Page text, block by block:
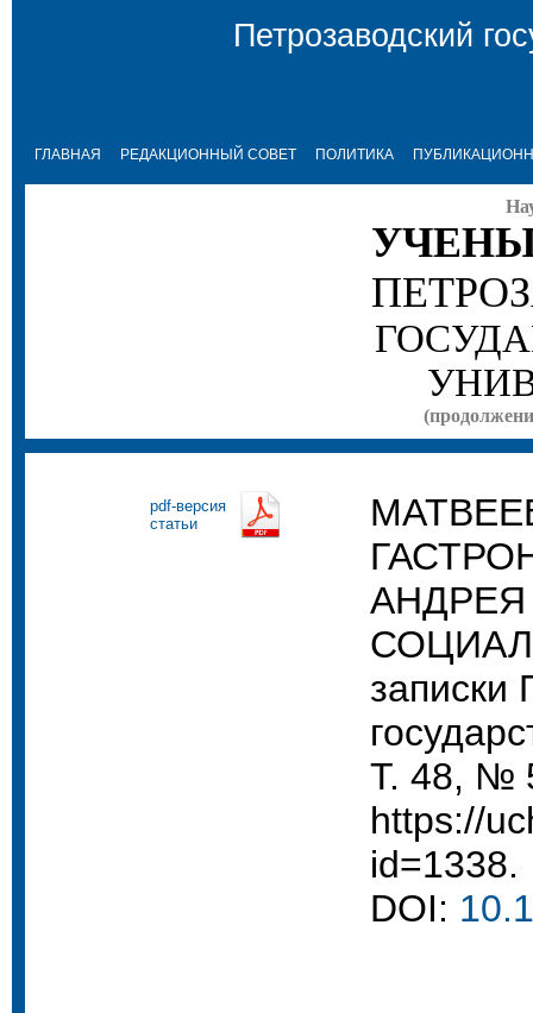
Петрозаводский
ГЛАВНАЯ РЕДАКЦИОННЫЙ СОВЕТ ПОЛИТИКА
pdf-версия
статьи
записки
Т. 48, №
https://
id=1338.
DOI: